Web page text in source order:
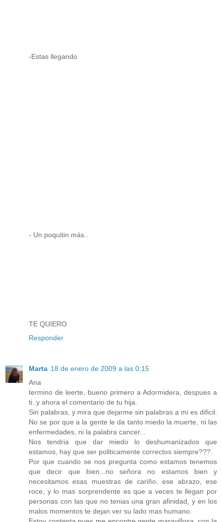
-Estas llegando
- Un poquitin más..
TE QUIERO
Responder
Marta 18 de enero de 2009 a las 0:15
Ana
termino de leerte, bueno primero a Adormidera, despues a
ti..y ahora el comentario de tu hija.
Sin palabras, y mira que dejarme sin palabras a mi es dificil.
No se por que a la gente le da tanto miedo la muerte, ni las
enfermedades, ni la palabra cancer...
Nos tendria que dar miedo lo deshumanizados que
estamos, hay que ser politicamente correctos siempre???.
Por que cuando se nos pregunta como estamos tenemos
que decir que bien...no señora no estamos bien y
necesitamos esas muestras de cariño, ese abrazo, ese
roce, y lo mas sorprendente es que a veces te llegan por
personas con las que no tenias una gran afinidad, y en los
malos momentos te dejan ver su lado mas humano.